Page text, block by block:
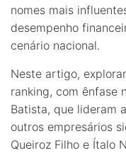
nomes mais
desempenho
cenário nacional.
Neste artigo,
ranking, com ênfase
Batista, que lideram
outros empresários
Queiroz Filho e Ítalo